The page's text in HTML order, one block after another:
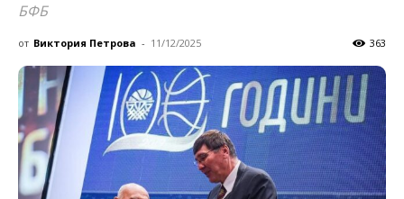
БФБ
от Виктория Петрова - 11/12/2025 363